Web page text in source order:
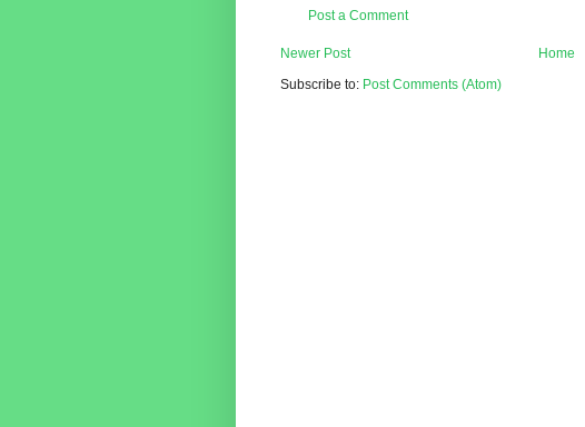
Post a Comment
Newer Post
Home
Subscribe to: Post Comments (Atom)